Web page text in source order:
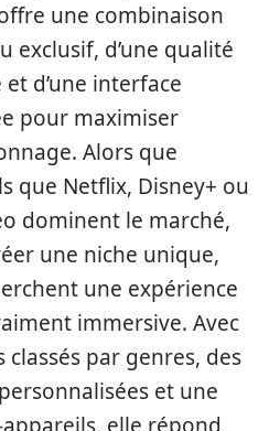
une combinaison
exclusif, d’une qualité
d’une interface
pour maximiser
Alors que
que Netflix, Disney+ ou
dominent le marché,
une niche unique,
une expérience
immersive. Avec
par genres, des
et une